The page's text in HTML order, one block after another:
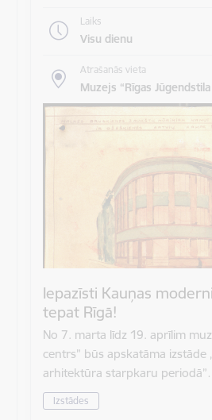
Laiks
Visu dienu
Atrašanās vieta
Muzejs “Rīgas
Iepazīsti Kauņas
tepat Rīgā!
No 7. marta līdz 19. aprīlim
centrs” būs apskatāma izstāde
arhitektūra starpkaru
Izstādes